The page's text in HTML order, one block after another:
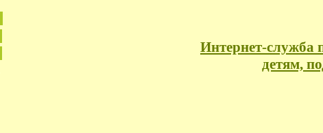
Интернет-служба
детям,